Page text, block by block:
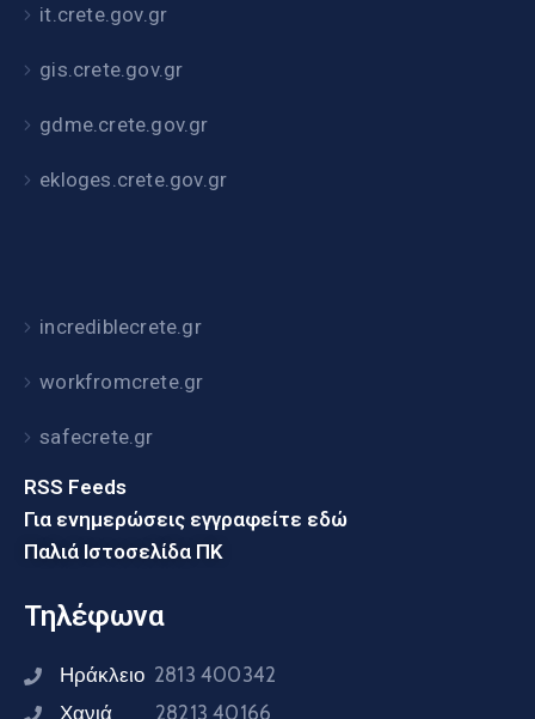
it.crete.gov.gr
gis.crete.gov.gr
gdme.crete.gov.gr
ekloges.crete.gov.gr
incrediblecrete.gr
workfromcrete.gr
safecrete.gr
RSS Feeds
Για ενημερώσεις εγγραφείτε εδώ
Παλιά Ιστοσελίδα ΠΚ
Τηλέφωνα
Ηράκλειο 2813 400342
Χανιά 28213 40166